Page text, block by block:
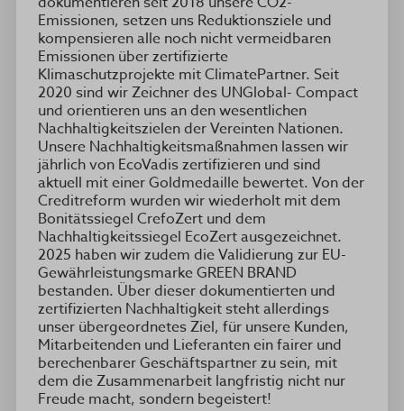
Emissionen, setzen uns Reduktionsziele und
kompensieren alle noch nicht vermeidbaren
Emissionen über zertifizierte
Klimaschutzprojekte mit ClimatePartner. Seit
2020 sind wir Zeichner des UNGlobal- Compact
und orientieren uns an den wesentlichen
Nachhaltigkeitszielen der Vereinten Nationen.
Unsere Nachhaltigkeitsmaßnahmen lassen wir
jährlich von EcoVadis zertifizieren und sind
aktuell mit einer Goldmedaille bewertet. Von der
Creditreform wurden wir wiederholt mit dem
Bonitätssiegel CrefoZert und dem
Nachhaltigkeitssiegel EcoZert ausgezeichnet.
2025 haben wir zudem die Validierung zur EU-
Gewährleistungsmarke GREEN BRAND
bestanden. Über dieser dokumentierten und
zertifizierten Nachhaltigkeit steht allerdings
unser übergeordnetes Ziel, für unsere Kunden,
Mitarbeitenden und Lieferanten ein fairer und
berechenbarer Geschäftspartner zu sein, mit
dem die Zusammenarbeit langfristig nicht nur
Freude macht, sondern begeistert!